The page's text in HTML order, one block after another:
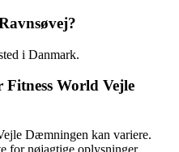
i Danmark.
World Vejle
Dæmningen kan variere.